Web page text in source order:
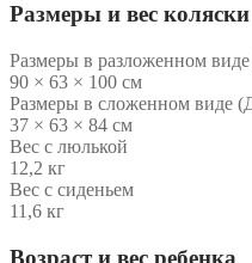
Размеры и вес коляски
Размеры в разложенном
90 × 63 × 100 см
Размеры в сложенном виде
37 × 63 × 84 см
Вес с люлькой
12,2 кг
Вес с сиденьем
11,6 кг
Возраст и вес ребенка